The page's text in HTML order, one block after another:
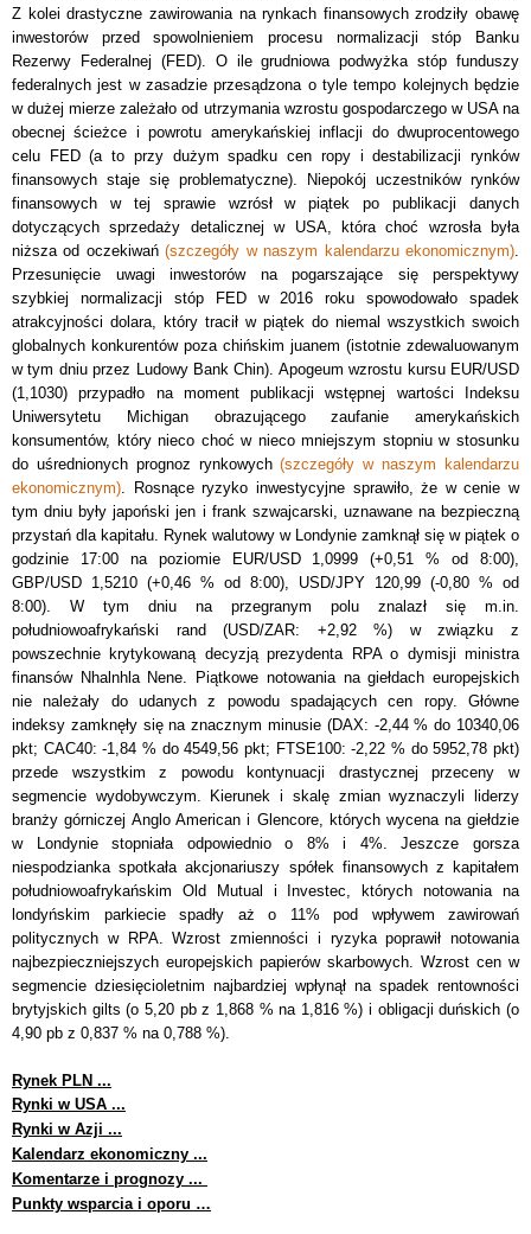
Z kolei drastyczne zawirowania na rynkach finansowych zrodziły obawę
inwestorów przed spowolnieniem procesu normalizacji stóp Banku
Rezerwy Federalnej (FED). O ile grudniowa podwyżka stóp funduszy
federalnych jest w zasadzie przesądzona o tyle tempo kolejnych będzie
w dużej mierze zależało od utrzymania wzrostu gospodarczego w USA na
obecnej ścieżce i powrotu amerykańskiej inflacji do dwuprocentowego
celu FED (a to przy dużym spadku cen ropy i destabilizacji rynków
finansowych staje się problematyczne). Niepokój uczestników rynków
finansowych w tej sprawie wzrósł w piątek po publikacji danych
dotyczących sprzedaży detalicznej w USA, która choć wzrosła była
niższa od oczekiwań(szczegóły w naszym kalendarzu ekonomicznym)
Przesunięcie uwagi inwestorów na pogarszające się perspektywy
szybkiej normalizacji stóp FED w 2016 roku spowodowało spadek
atrakcyjności dolara, który tracił w piątek do niemal wszystkich swoich
globalnych konkurentów poza chińskim juanem (istotnie zdewaluowanym
w tym dniu przez Ludowy Bank Chin). Apogeum wzrostu kursu EUR/USD
(1,1030) przypadło na moment publikacji wstępnej wartości Indeksu
Uniwersytetu Michigan obrazującego zaufanie amerykańskich
konsumentów, który nieco choć w nieco mniejszym stopniu w stosunku
do uśrednionych prognoz rynkowych(szczegóły w naszym kalendarzu
ekonomicznym) . Rosnące ryzyko inwestycyjne sprawiło, że w cenie w
tym dniu były japoński jen i frank szwajcarski, uznawane na bezpieczną
przystań dla kapitału. Rynek walutowy w Londynie zamknął się w piątek o
godzinie 17:00 na poziomie EUR/USD 1,0999 (+0,51 % od 8:00),
GBP/USD 1,5210 (+0,46 % od 8:00), USD/JPY 120,99 (-0,80 % od
8:00). W tym dniu na przegranym polu znalazł się m.in.
południowoafrykański rand (USD/ZAR: +2,92 %) w związku z
powszechnie krytykowaną decyzją prezydenta RPA o dymisji ministra
finansów Nhalnhla Nene. Piątkowe notowania na giełdach europejskich
nie należały do udanych z powodu spadających cen ropy. Główne
indeksy zamknęły się na znacznym minusie (DAX: -2,44 % do 10340,06
pkt; CAC40: -1,84 % do 4549,56 pkt; FTSE100: -2,22 % do 5952,78 pkt)
przede wszystkim z powodu kontynuacji drastycznej przeceny w
segmencie wydobywczym. Kierunek i skalę zmian wyznaczyli liderzy
branży górniczej Anglo American i Glencore, których wycena na giełdzie
w Londynie stopniała odpowiednio o 8% i 4%. Jeszcze gorsza
niespodzianka spotkała akcjonariuszy spółek finansowych z kapitałem
południowoafrykańskim Old Mutual i Investec, których notowania na
londyńskim parkiecie spadły aż o 11% pod wpływem zawirowań
politycznych w RPA. Wzrost zmienności i ryzyka poprawił notowania
najbezpieczniejszych europejskich papierów skarbowych. Wzrost cen w
segmencie dziesięcioletnim najbardziej wpłynął na spadek rentowności
brytyjskich gilts (o 5,20 pb z 1,868 % na 1,816 %) i obligacji duńskich (o
4,90 pb z 0,837 % na 0,788 %).
Rynek PLN ...
Rynki w USA ...
Rynki w Azji ...
Kalendarz ekonomiczny ...
Komentarze i prognozy ...
Punkty wsparcia i oporu …